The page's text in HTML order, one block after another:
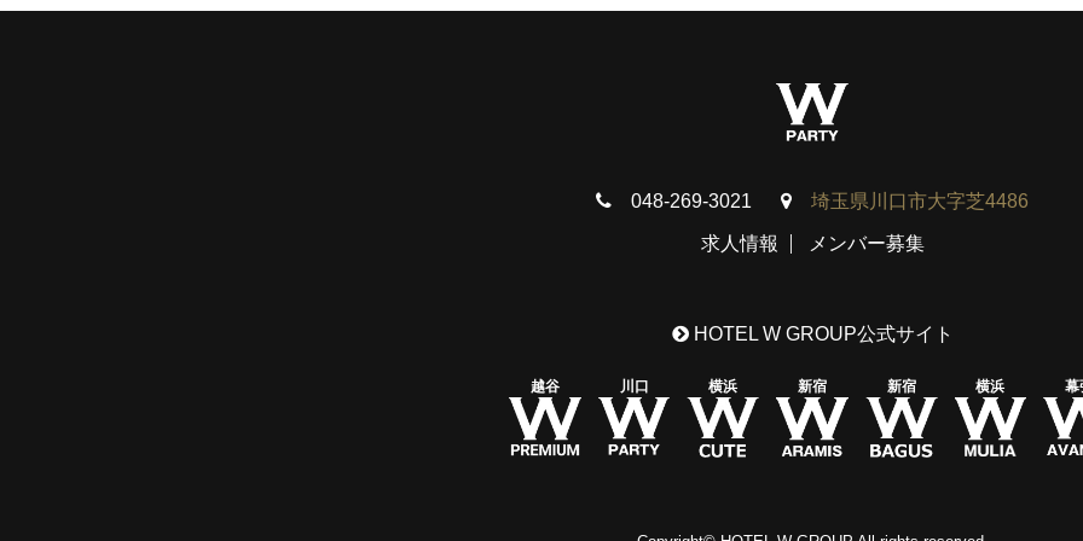
048-269-3021 埼玉県川口市大字芝4486
求人情報 メンバー募集
HOTEL W GROUP公式サイト
越谷 川口 横浜 新宿 新宿 横浜 幕